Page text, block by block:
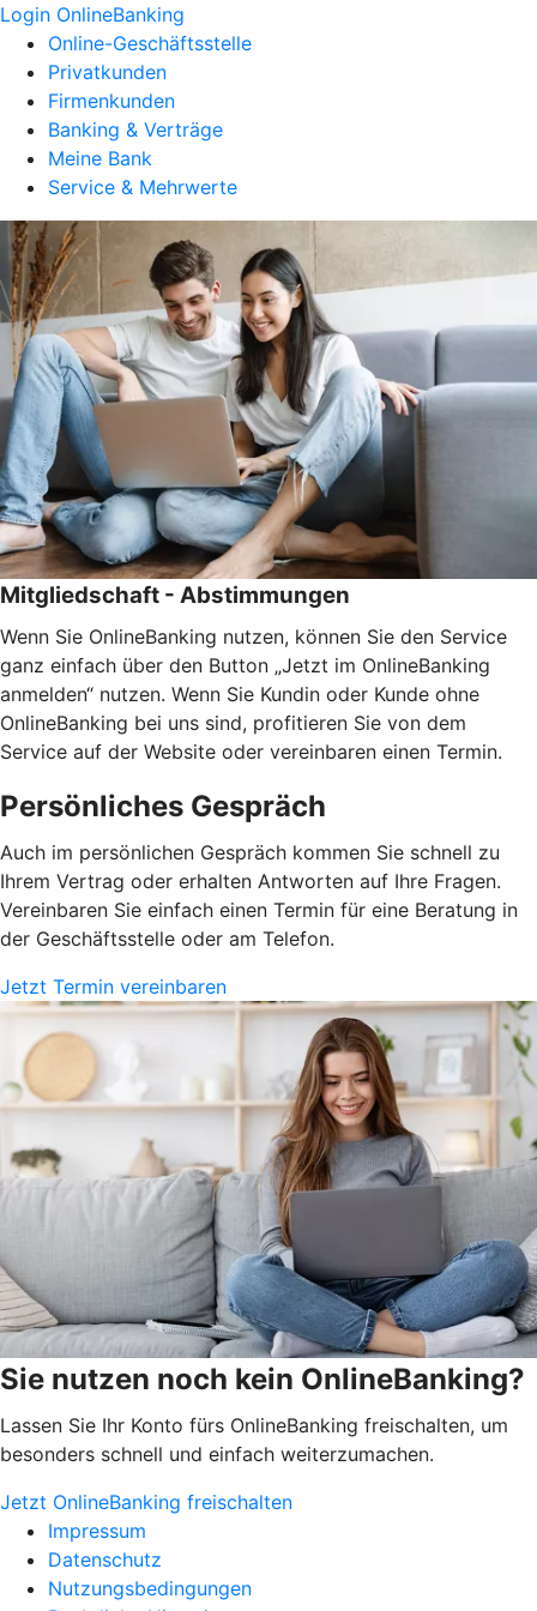
Login OnlineBanking
Online-Geschäftsstelle
Privatkunden
Firmenkunden
Banking & Verträge
Meine Bank
Service & Mehrwerte
Mitgliedschaft - Abstimmungen
Wenn Sie OnlineBanking nutzen, können Sie den Service
ganz einfach über den Button „Jetzt im OnlineBanking
anmelden“ nutzen. Wenn Sie Kundin oder Kunde ohne
OnlineBanking bei uns sind, profitieren Sie von dem
Service auf der Website oder vereinbaren einen Termin.
Persönliches Gespräch
Auch im persönlichen Gespräch kommen Sie schnell zu
Ihrem Vertrag oder erhalten Antworten auf Ihre Fragen.
Vereinbaren Sie einfach einen Termin für eine Beratung in
der Geschäftsstelle oder am Telefon.
Jetzt Termin vereinbaren
Sie nutzen noch kein OnlineBanking?
Lassen Sie Ihr Konto fürs OnlineBanking freischalten, um
besonders schnell und einfach weiterzumachen.
Jetzt OnlineBanking freischalten
Impressum
Datenschutz
Nutzungsbedingungen